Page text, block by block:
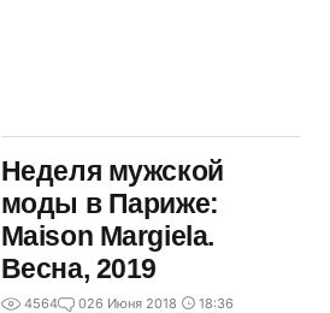
Неделя мужской
моды в Париже:
Maison Margiela.
Весна, 2019
4564 026 Июня 2018 18:36